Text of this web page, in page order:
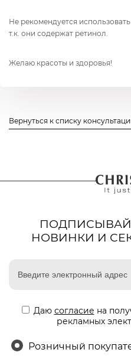
Не рекомендуется
т.к. они содержат ретинол.
Желаю красоты и здоровья!
Вернуться к списку
НОВИНКИ И
Даю согласие на
рекламных
Розничный